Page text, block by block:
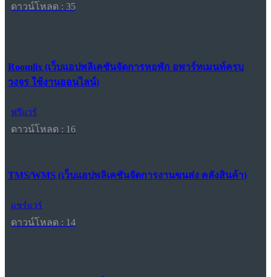
ดาวน์โหลด : 35
Roomlix (เว็บแอปพลิเคชันจัดการหอพัก อพาร์ทเมนท์ครบ
วงจร ใช้งานออนไลน์)
ฟรีแวร์
ดาวน์โหลด : 16
TMS/WMS (เว็บแอปพลิเคชันจัดการงานขนส่ง คลังสินค้า)
แชร์แวร์
ดาวน์โหลด : 14